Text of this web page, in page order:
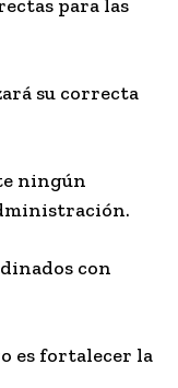
para las
su correcta
ningún
con
es fortalecer la